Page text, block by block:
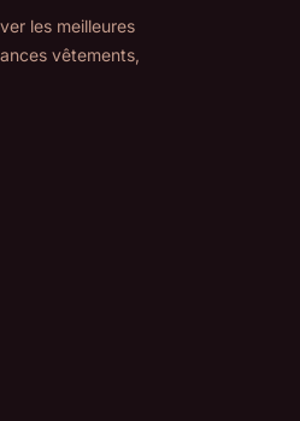
les meilleures
vêtements,